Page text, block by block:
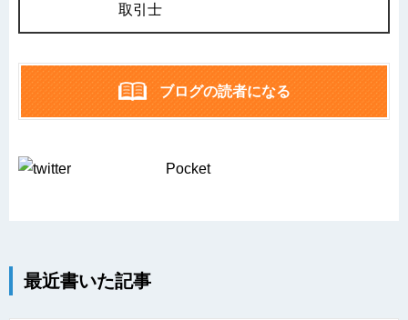
取引士
ブログの読者になる
Pocket
最近書いた記事